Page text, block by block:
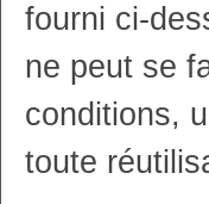
fourni ci-
ne peut se
conditions,
toute